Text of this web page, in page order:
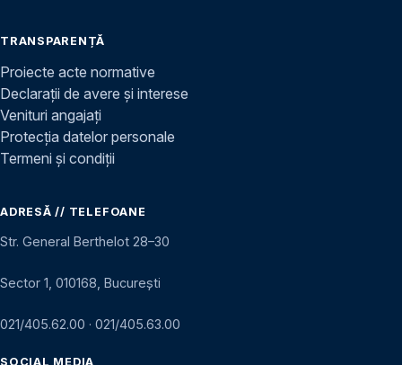
TRANSPARENȚĂ
Proiecte acte normative
Declarații de avere și interese
Venituri angajați
Protecția datelor personale
Termeni și condiții
ADRESĂ // TELEFOANE
Str. General Berthelot 28–30
Sector 1, 010168, București
021/405.62.00 · 021/405.63.00
SOCIAL MEDIA